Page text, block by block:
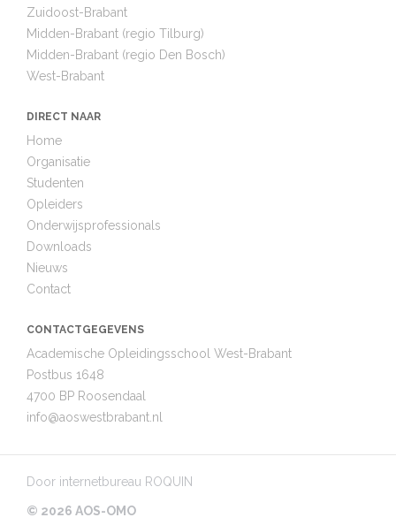
Zuidoost-Brabant
Midden-Brabant (regio Tilburg)
Midden-Brabant (regio Den Bosch)
West-Brabant
DIRECT NAAR
Home
Organisatie
Studenten
Opleiders
Onderwijsprofessionals
Downloads
Nieuws
Contact
CONTACTGEGEVENS
Academische Opleidingsschool West-Brabant
Postbus 1648
4700 BP Roosendaal
info@aoswestbrabant.nl
Door internetbureau ROQUIN
© 2026 AOS-OMO